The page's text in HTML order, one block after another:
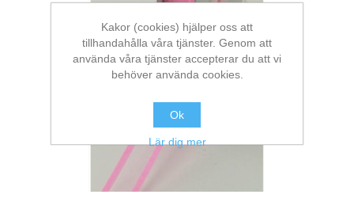
Kakor (cookies) hjälper oss att
tillhandahålla våra tjänster. Genom att
använda våra tjänster accepterar du att vi
behöver använda cookies.
Ok
Lär dig mer